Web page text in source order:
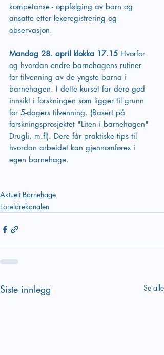
kompetanse - oppfølging av barn og
ansatte etter lekeregistrering og
observasjon.
Mandag 28. april klokka 17.15 Hvorfor
og hvordan endre barnehagens rutiner
for tilvenning av de yngste barna i
barnehagen. I dette kurset får dere god
innsikt i forskningen som ligger til grunn
for 5-dagers tilvenning. (Basert på
forskningsprosjektet "Liten i barnehagen"
Drugli, m.fl). Dere får praktiske tips til
hvordan arbeidet kan gjennomføres i
egen barnehage.
Aktuelt Barnehage
Foreldrekanalen
Siste innlegg Se alle